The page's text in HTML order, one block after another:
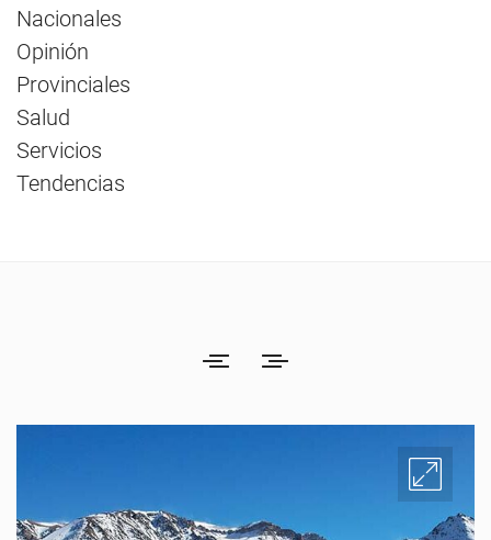
Nacionales
Opinión
Provinciales
Salud
Servicios
Tendencias